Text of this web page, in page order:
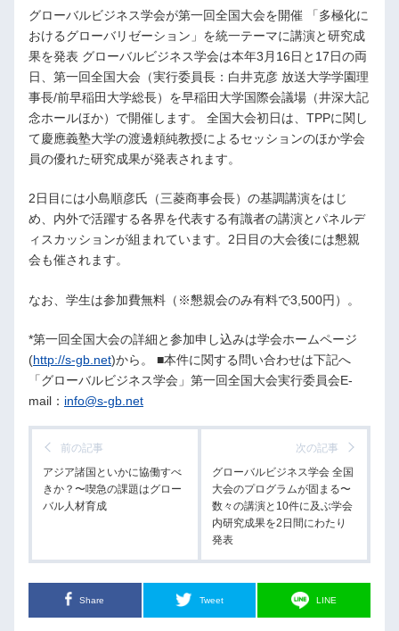
グローバルビジネス学会が第一回全国大会を開催 「多極化に
おけるグローバリゼーション」を統一テーマに講演と研究成
果を発表 グローバルビジネス学会は本年3月16日と17日の両
日、第一回全国大会（実行委員長：白井克彦 放送大学学園理
事長/前早稲田大学総長）を早稲田大学国際会議場（井深大記
念ホールほか）で開催します。 全国大会初日は、TPPに関し
て慶應義塾大学の渡邊頼純教授によるセッションのほか学会
員の優れた研究成果が発表されます。
2日目には小島順彦氏（三菱商事会長）の基調講演をはじ
め、内外で活躍する各界を代表する有識者の講演とパネルデ
ィスカッションが組まれています。2日目の大会後には懇親
会も催されます。
なお、学生は参加費無料（※懇親会のみ有料で3,500円）。
*第一回全国大会の詳細と参加申し込みは学会ホームページ
(http://s-gb.net)から。 ■本件に関する問い合わせは下記へ
「グローバルビジネス学会」第一回全国大会実行委員会E-
mail： info@s-gb.net
前の記事
アジア諸国といかに協働すべ
きか？〜喫急の課題はグロー
バル人材育成
次の記事
グローバルビジネス学会 全国
大会のプログラムが固まる〜
数々の講演と10件に及ぶ学会
内研究成果を2日間にわたり
発表
Share Tweet LINE